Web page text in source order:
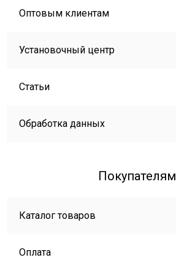
Оптовым клиентам
Установочный центр
Статьи
Обработка данных
Покупателям
Каталог товаров
Оплата